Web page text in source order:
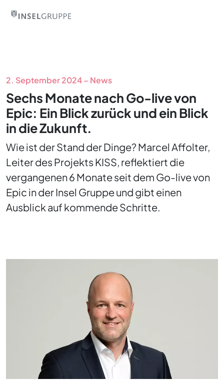
2. September 2024 – News
Sechs Monate nach Go-live von
Epic: Ein Blick zurück und ein Blick
in die Zukunft.
Wie ist der Stand der Dinge? Marcel Affolter,
Leiter des Projekts KISS, reflektiert die
vergangenen 6 Monate seit dem Go-live von
Epic in der Insel Gruppe und gibt einen
Ausblick auf kommende Schritte.